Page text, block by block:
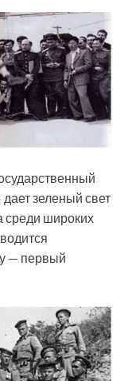
зеленый свет
среди широких
— первый